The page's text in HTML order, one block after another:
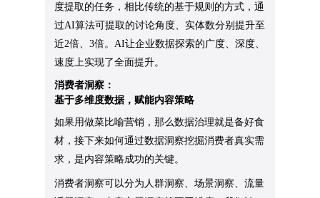
度提取的任务，相比传统的基于规则的方式，通
过AI算法可提取的讨论角度、实体数分别提升至
近2倍、3倍。AI让企业数据探索的广度、深度、
速度上实现了全面提升。
消费者洞察：
基于多维度数据，赋能内容策略
如果用做菜比喻营销，那么数据治理就是备好食
材，接下来如何通过数据洞察挖掘消费者真实需
求，是内容策略成功的关键。
消费者洞察可以分为人群洞察、场景洞察、流量